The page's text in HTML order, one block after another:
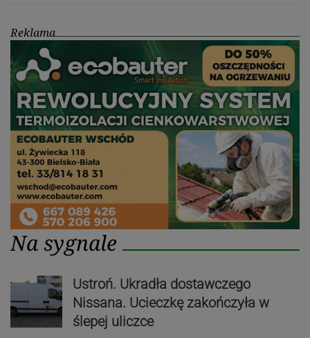
Reklama
Na sygnale
Ustroń. Ukradła dostawczego
Nissana. Ucieczkę zakończyła w
ślepej uliczce